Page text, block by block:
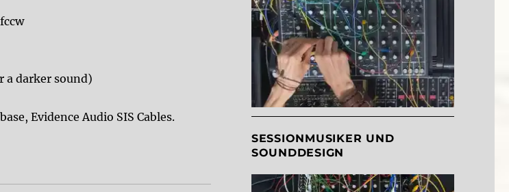
a darker sound)
Evidence Audio SIS Cables.
SESSIONMUSIKER UND
SOUNDDESIGN